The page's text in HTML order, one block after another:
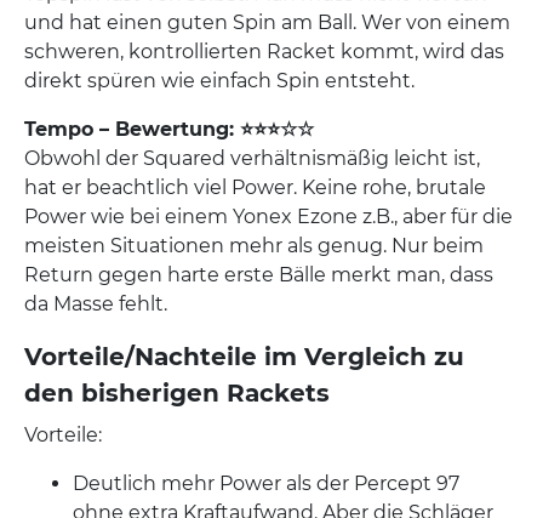
und hat einen guten Spin am Ball. Wer von einem
schweren, kontrollierten Racket kommt, wird das
direkt spüren wie einfach Spin entsteht.
Tempo – Bewertung: ⭐⭐⭐☆☆
Obwohl der Squared verhältnismäßig leicht ist,
hat er beachtlich viel Power. Keine rohe, brutale
Power wie bei einem Yonex Ezone z.B., aber für die
meisten Situationen mehr als genug. Nur beim
Return gegen harte erste Bälle merkt man, dass
da Masse fehlt.
Vorteile/Nachteile im Vergleich zu
den bisherigen Rackets
Vorteile:
Deutlich mehr Power als der Percept 97
ohne extra Kraftaufwand. Aber die Schläger